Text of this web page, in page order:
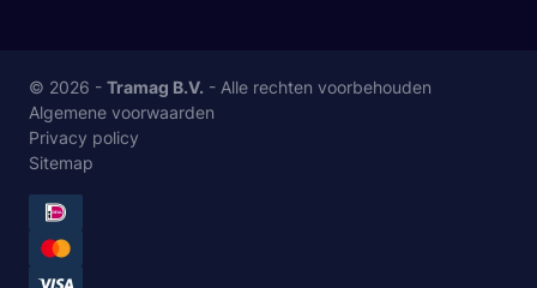
© 2026 - Tramag B.V. - Alle rechten voorbehouden
Algemene voorwaarden
Privacy policy
Sitemap